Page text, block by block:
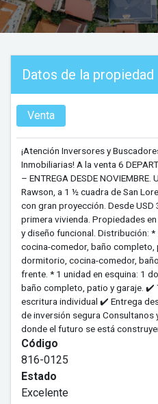
Datos de la propiedad
Venta
¡Atención Inversores y
Inmobiliarias! A la venta 6
– ENTREGA DESDE
Rawson, a 1 ½ cuadra de San
con gran proyección. Desde
primera vivienda. Propiedades
y diseño funcional. Distribución:
cocina-comedor, baño completo,
dormitorio, cocina-comedor,
frente. * 1 unidad en esquina: 1
baño completo, patio y garaje. ✔️
escritura individual ✔️ Entrega
de inversión segura Consultanos
donde el futuro se está
Código
816-0125
Estado
Excelente